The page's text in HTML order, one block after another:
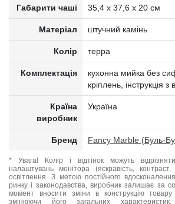
Габарити чаші 35,4 х 37,6 х 20 см
Матеріал штучний камінь
Колір терра
Комплектація
кухонна мийка без
кріплень, інструкція
Країна
виробник
Україна
Бренд Fancy Marble (Буль-
* Увага! Колір і відтінок можуть
налаштувань монітора (яскравість,
освітлення. З метою постійного
ринку і законодавства, виробник залишає за
момент вносити зміни в конструкцію
змінюючи його загальних